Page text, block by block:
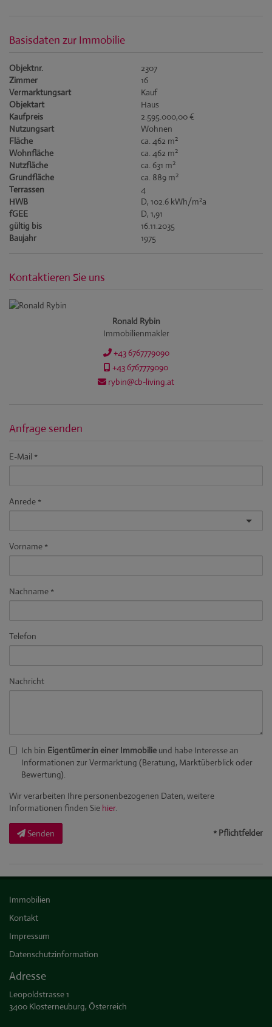
Basisdaten zur Immobilie
Objektnr.
2307
Zimmer
16
Vermarktungsart
Kauf
Objektart
Haus
Kaufpreis
2.595.000,00 €
Nutzungsart
Wohnen
Fläche
ca. 462 m2
Wohnfläche ca. 462 m2
Nutzfläche ca. 631 m2
Grundfläche ca. 889 m2
Terrassen
4
HWB
D, 102.6 kWh/m2a
fGEE
D, 1,91
gültig bis
16.11.2035
Baujahr
1975
Kontaktieren Sie uns
Ronald Rybin
Immobilienmakler
+43 6767779090
+43 6767779090
rybin@cb-living.at
Anfrage senden
E-Mail
Anrede
Vorname
Nachname
Telefon
Nachricht
Ich bin Eigentümer:in einer Immobilie und habe Interesse an
Informationen zur Vermarktung (Beratung, Marktüberblick oder
Bewertung).
Wir verarbeiten Ihre personenbezogenen Daten, weitere
Informationen finden Sie hier.
Senden * Pflichtfelder
Immobilien
Kontakt
Impressum
Datenschutzinformation
Adresse
Leopoldstrasse 1
3400 Klosterneuburg, Österreich